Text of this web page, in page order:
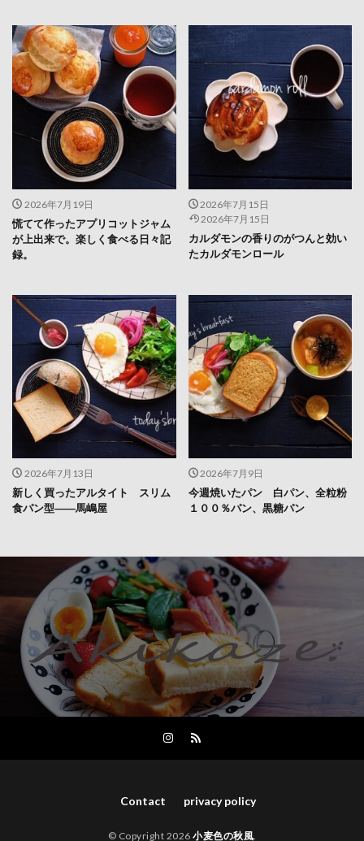
2026年7月19日
慌てて作ったアプリコットジャム
が上出来で。楽しく食べる日々記
録。
2026年7月15日
2026年7月15日
カルダモンの香りのがつんと効い
たカルダモンロール
2026年7月13日
新しく買ったアルタイト スリム
食パン型――馬嶋屋
2026年7月9日
今週焼いたパン 白パン、全粒粉
１００％パン、黒糖パン
Contact privacy policy
© Copyright 2026 小麦色の秋風.